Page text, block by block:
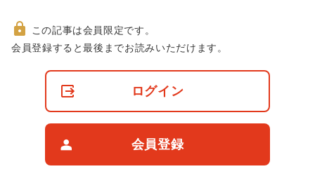
非
この記事は会員限定です。
会員登録すると最後までお読みいただけます。
ログイン
会員登録